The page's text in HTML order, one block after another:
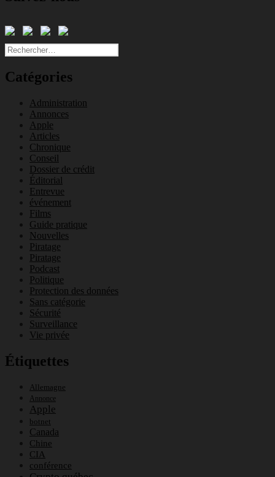
Rechercher :
Catégories
Administration
Annonces
Apple
Articles
Chronique
Conseil
Dossier de crédit
Éditorial
Entrevue
événement
Films
Guide pratique
Nouvelles
Piratage
Piratage
Podcast
Politique
Protection des données
Sans catégorie
Sécurité
Surveillance
Vie privée
Étiquettes
Allemagne
Annonce
Apple
botnet
Canada
Chine
CIA
conférence